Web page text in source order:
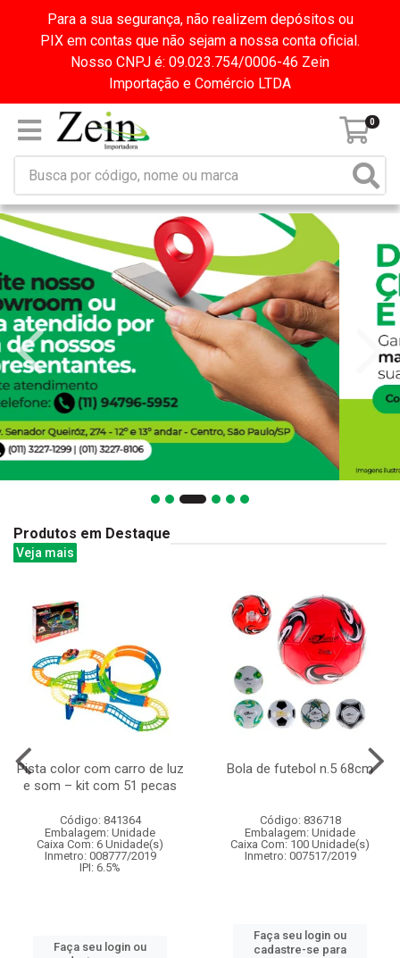
Para a sua segurança, não realizem depósitos ou
PIX em contas que não sejam a nossa conta oficial.
Nosso CNPJ é: 09.023.754/0006-46 Zein
Importação e Comércio LTDA
0
Produtos em Destaque
Veja mais
Pista color com carro de luz
e som – kit com 51 pecas
Código: 841364
Embalagem: Unidade
Caixa Com: 6 Unidade(s)
Inmetro: 008777/2019
IPI: 6.5%
Faça seu login ou
Bola de futebol n.5 68cm
Código: 836718
Embalagem: Unidade
Caixa Com: 100 Unidade(s)
Inmetro: 007517/2019
Faça seu login ou
cadastre-se para